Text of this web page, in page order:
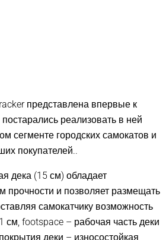
представлена впервые к
реализовать в ней
сегменте городских самокатов и
покупателей..
дека (15 см) обладает
прочности и позволяет размещать
самокатчику возможность
см, footspace – рабочая часть деки
деки – износостойкая